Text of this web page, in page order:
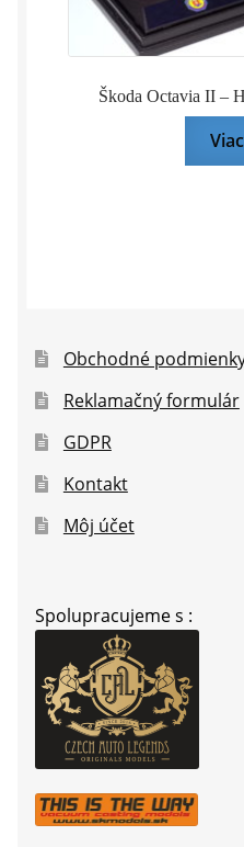
Škoda Octavia II –
Obchodné
Reklamačný formulár
GDPR
Kontakt
Môj účet
Spolupracujeme s :